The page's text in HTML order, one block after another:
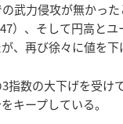
武力侵攻が無かっ
）、そして円高と
、再び徐々に値を
指数の大下げを受け
キープしている。